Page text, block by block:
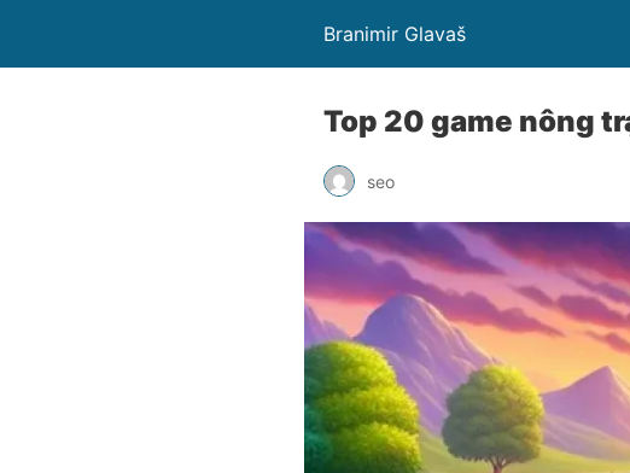
Branimir Glavaš
Top 20 game nông
seo